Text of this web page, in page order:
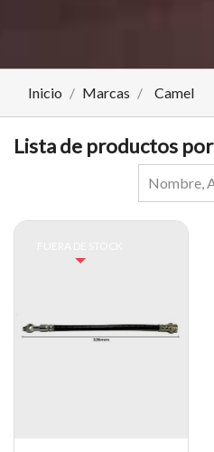
Inicio Marcas Camel
Lista de productos
Nombre,